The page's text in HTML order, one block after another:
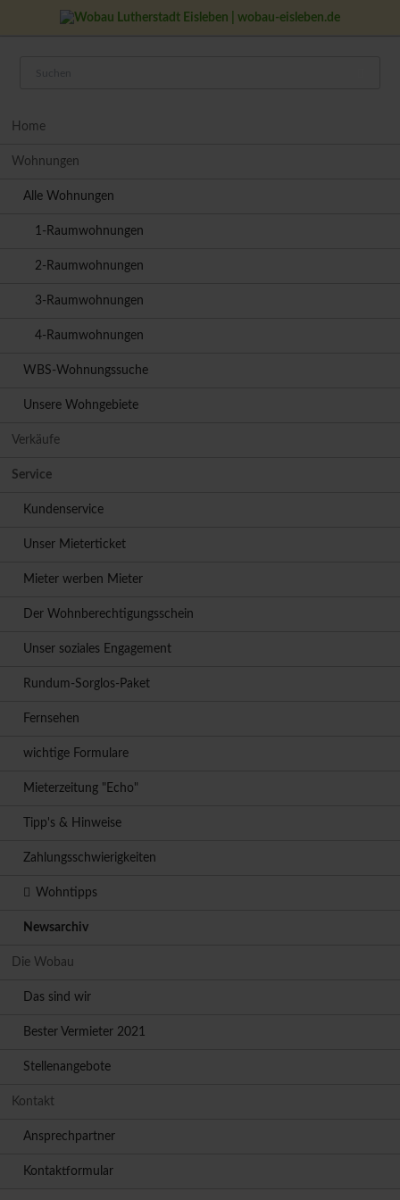
Home
Wohnungen
Alle Wohnungen
1-Raumwohnungen
2-Raumwohnungen
3-Raumwohnungen
4-Raumwohnungen
WBS-Wohnungssuche
Unsere Wohngebiete
Verkäufe
Service
Kundenservice
Unser Mieterticket
Mieter werben Mieter
Der Wohnberechtigungsschein
Unser soziales Engagement
Rundum-Sorglos-Paket
Fernsehen
wichtige Formulare
Mieterzeitung "Echo"
Tipp's & Hinweise
Zahlungsschwierigkeiten
Wohntipps
Newsarchiv
Die Wobau
Das sind wir
Bester Vermieter 2021
Stellenangebote
Kontakt
Ansprechpartner
Kontaktformular